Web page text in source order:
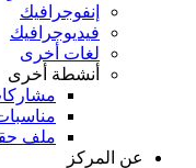
إنفوجرافيك
فيديوجرافيك
لغات أخرى
أنشطة أخرى
ملف
عن المركز